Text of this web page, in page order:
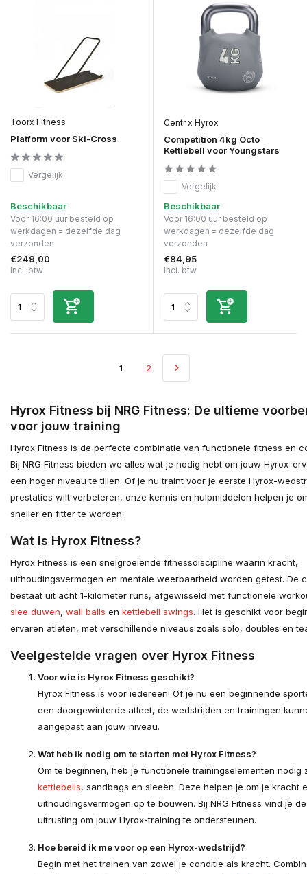
Toorx Fitness
Platform voor Ski-Cross
Vergelijk
Beschikbaar
Voor 16:00 uur besteld op
werkdagen = dezelfde dag
verzonden
€249,00
Incl. btw
Centr x Hyrox
Competition 4kg Octo
Kettlebell voor Youngstars
Vergelijk
Beschikbaar
Voor 16:00 uur besteld op
werkdagen = dezelfde dag
verzonden
€84,95
Incl. btw
1 2
Hyrox Fitness bij NRG Fitness: De ultieme
voor jouw training
Hyrox Fitness is de perfecte combinatie van functionele fitness en
Bij NRG Fitness bieden we alles wat je nodig hebt om jouw Hyrox-
een hoger niveau te tillen. Of je nu traint voor je eerste Hyrox-
prestaties wilt verbeteren, onze kennis en hulpmiddelen helpen je
sneller en fitter te worden.
Wat is Hyrox Fitness?
Hyrox Fitness is een snelgroeiende fitnessdiscipline waarin kracht,
uithoudingsvermogen en mentale weerbaarheid worden getest. De
bestaat uit acht 1-kilometer runs, afgewisseld met functionele
slee duwen, wall balls en kettlebell swings. Het is geschikt voor
ervaren atleten, met verschillende niveaus zoals solo, doubles en
Veelgestelde vragen over Hyrox Fitness
Voor wie is Hyrox Fitness geschikt?
Hyrox Fitness is voor iedereen! Of je nu een beginnende
een doorgewinterde atleet, de wedstrijden en trainingen
aangepast aan jouw niveau.
Wat heb ik nodig om te starten met Hyrox Fitness?
Om te beginnen, heb je functionele trainingselementen nodig
kettlebells, sandbags en sleeën. Deze helpen je om je kracht
uithoudingsvermogen op te bouwen. Bij NRG Fitness vind je
uitrusting om jouw Hyrox-training te ondersteunen.
Hoe bereid ik me voor op een Hyrox-wedstrijd?
Begin met het trainen van zowel je conditie als kracht.